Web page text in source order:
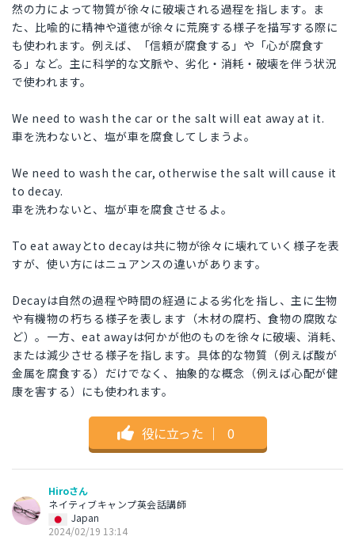
然の力によって物質が徐々に破壊される過程を指します。ま
た、比喩的に精神や道徳が徐々に荒廃する様子を描写する際に
も使われます。例えば、「信頼が腐食する」や「心が腐食す
る」など。主に科学的な文脈や、劣化・消耗・破壊を伴う状況
で使われます。
We need to wash the car or the salt will eat away at it.
車を洗わないと、塩が車を腐食してしまうよ。
We need to wash the car, otherwise the salt will cause it
to decay.
車を洗わないと、塩が車を腐食させるよ。
To eat awayとto decayは共に物が徐々に壊れていく様子を表
すが、使い方にはニュアンスの違いがあります。
Decayは自然の過程や時間の経過による劣化を指し、主に生物
や有機物の朽ちる様子を表します（木材の腐朽、食物の腐敗な
ど）。一方、eat awayは何かが他のものを徐々に破壊、消耗、
または減少させる様子を指します。具体的な物質（例えば酸が
金属を腐食する）だけでなく、抽象的な概念（例えば心配が健
康を害する）にも使われます。
役に立った ｜ 0
Hiroさん
ネイティブキャンプ英会話講師
Japan
2024/02/19 13:14